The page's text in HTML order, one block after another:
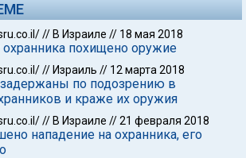
// В Израиле // 18 мая 2018
похищено оружие
// Израиль // 12 марта 2018
по подозрению в
и краже их оружия
// В Израиле //21 февраля 2018
нападение на охранника, его